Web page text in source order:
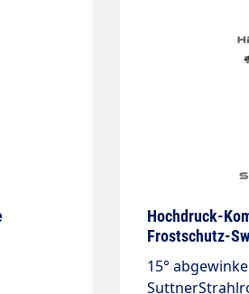
Hochdruck-
Frostschutz-
15°